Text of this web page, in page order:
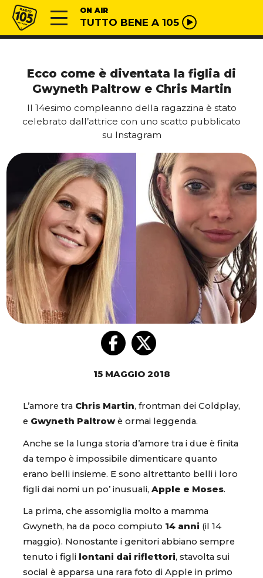
Vai al contenuto
Radio 105 ON AIR
TUTTO BENE A 105
Ecco come è diventata la figlia di
Gwyneth Paltrow e Chris Martin
Il 14esimo compleanno della ragazzina è stato
celebrato dall’attrice con uno scatto pubblicato
su Instagram
15 MAGGIO 2018
L’amore tra Chris Martin, frontman dei Coldplay,
e Gwyneth Paltrowè ormai leggenda.
Anche se la lunga storia d’amore tra i due è finita
da tempo è impossibile dimenticare quanto
erano belli insieme. E sono altrettanto belli i loro
figli dai nomi un po’ inusuali, Apple e Moses.
La prima, che assomiglia molto a mamma
Gwyneth, ha da poco compiuto 14 anni (il 14
maggio). Nonostante i genitori abbiano sempre
tenuto i figli lontani dai riflettori, stavolta sui
social è apparsa una rara foto di Apple in primo